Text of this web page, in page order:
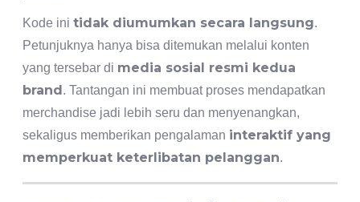
Kode ini tidak diumumkan secara langsung.
Petunjuknya hanya bisa ditemukan melalui konten
yang tersebar di media sosial resmi kedua
brand. Tantangan ini membuat proses mendapatkan
merchandise jadi lebih seru dan menyenangkan,
sekaligus memberikan pengalaman interaktif yang
memperkuat keterlibatan pelanggan.